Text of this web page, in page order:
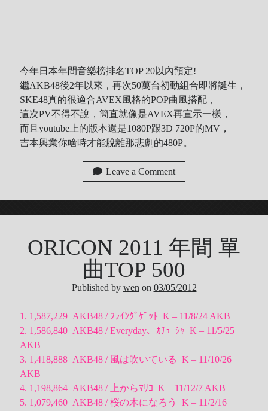
今年日本年間音樂榜排名TOP 20以內預定!
繼AKB48後2年以來，再次50萬台初動組合即將誕生，
SKE48真的很適合AVEX風格的POP曲風搭配，
這次PV不得不說，簡直就像是AVEX再宣示一樣，
而且youtube上的版本還是1080P跟3D 720P的MV，
吉本興業你啥時才能脫離那悲劇的480P。
Leave a Comment
ORICON 2011 年間 單
曲TOP 500
Published by wen on 03/05/2012
1. 1,587,229 AKB48 / ﾌﾗｲﾝｸﾞｹﾞｯﾄ K – 11/8/24 AKB
2. 1,586,840 AKB48 / Everyday、ｶﾁｭｰｼｬ K – 11/5/25
AKB
3. 1,418,888 AKB48 / 風は吹いている K – 11/10/26
AKB
4. 1,198,864 AKB48 / 上からﾏﾘｺ K – 11/12/7 AKB
5. 1,079,460 AKB48 / 桜の木になろう K – 11/2/16